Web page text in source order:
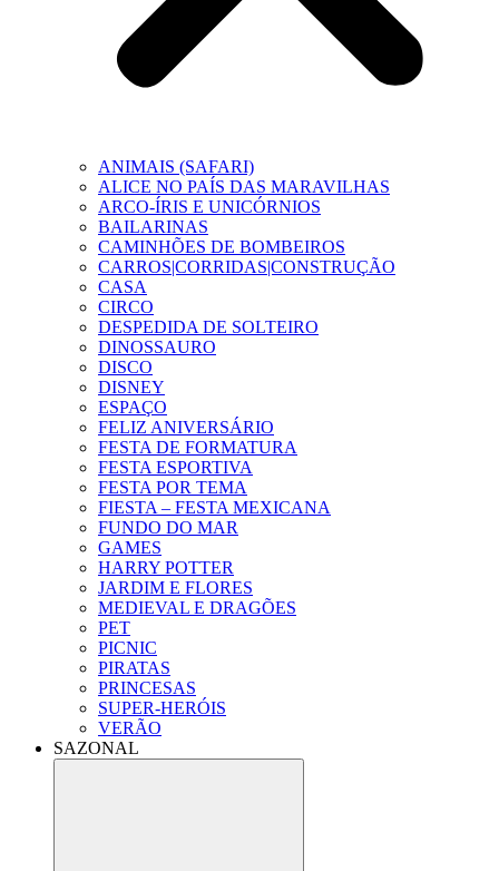
ANIMAIS (SAFARI)
ALICE NO PAÍS DAS MARAVILHAS
ARCO-ÍRIS E UNICÓRNIOS
BAILARINAS
CAMINHÕES DE BOMBEIROS
CARROS|CORRIDAS|CONSTRUÇÃO
CASA
CIRCO
DESPEDIDA DE SOLTEIRO
DINOSSAURO
DISCO
DISNEY
ESPAÇO
FELIZ ANIVERSÁRIO
FESTA DE FORMATURA
FESTA ESPORTIVA
FESTA POR TEMA
FIESTA – FESTA MEXICANA
FUNDO DO MAR
GAMES
HARRY POTTER
JARDIM E FLORES
MEDIEVAL E DRAGÕES
PET
PICNIC
PIRATAS
PRINCESAS
SUPER-HERÓIS
VERÃO
SAZONAL